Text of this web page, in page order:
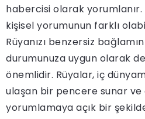
habercisi olarak yorumlanır.
kişisel yorumunun farklı
Rüyanızı benzersiz
durumunuza uygun olarak
önemlidir. Rüyalar, iç
ulaşan bir pencere sunar
yorumlamaya açık bir